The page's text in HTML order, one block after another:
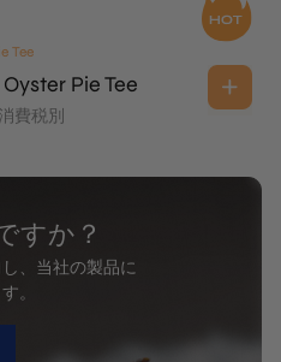
Tee
Pie Tee
消費税別
すか？
、当社の製品に
。